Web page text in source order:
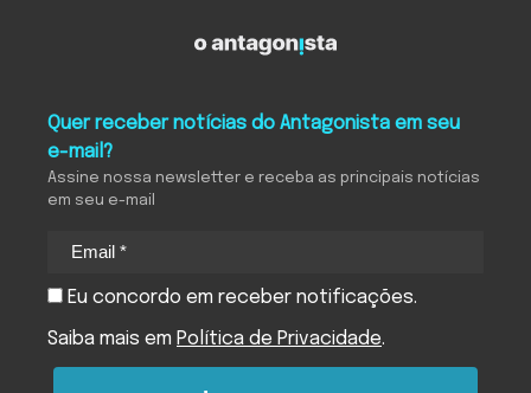
Quer receber notícias do Antagonista em seu
e-mail?
Assine nossa newsletter e receba as principais notícias
em seu e-mail
Eu concordo em receber notificações.
Saiba mais em Política de Privacidade.